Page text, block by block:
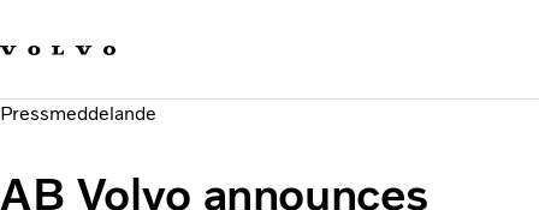
Hållbara transporter
Investerare
Pressmeddelande
AB Volvo announces